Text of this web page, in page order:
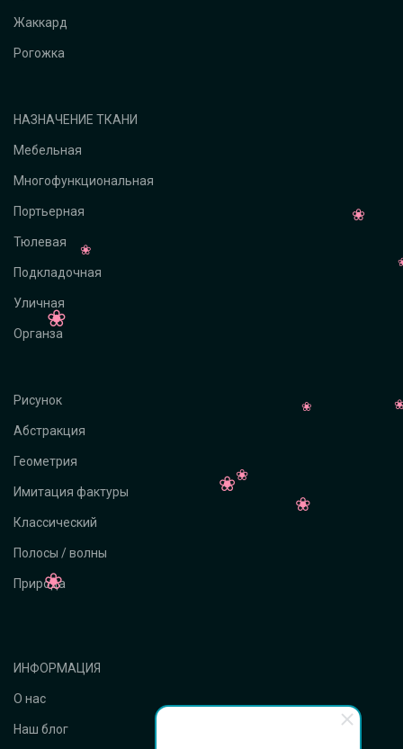
Жаккард
Рогожка
НАЗНАЧЕНИЕ ТКАНИ
Мебельная
Многофункциональная
Портьерная
Тюлевая
Подкладочная
Уличная
Органза
Рисунок
Абстракция
Геометрия
Имитация фактуры
Классический
Полосы / волны
Природа
ИНФОРМАЦИЯ
О нас
Наш блог